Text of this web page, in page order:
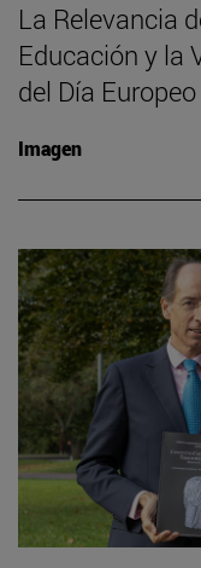
La Relevancia
Educación y la
del Día
Imagen